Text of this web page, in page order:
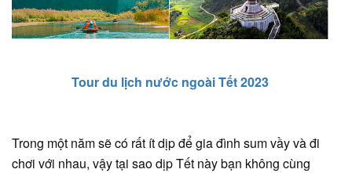
Tour du lịch nước ngoài Tết 2023
Trong một năm sẽ có rất ít dịp để gia đình sum vầy và đi
chơi với nhau, vậy tại sao dịp Tết này bạn không cùng